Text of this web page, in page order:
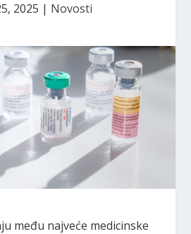
2025 | Novosti
među najveće medicinske